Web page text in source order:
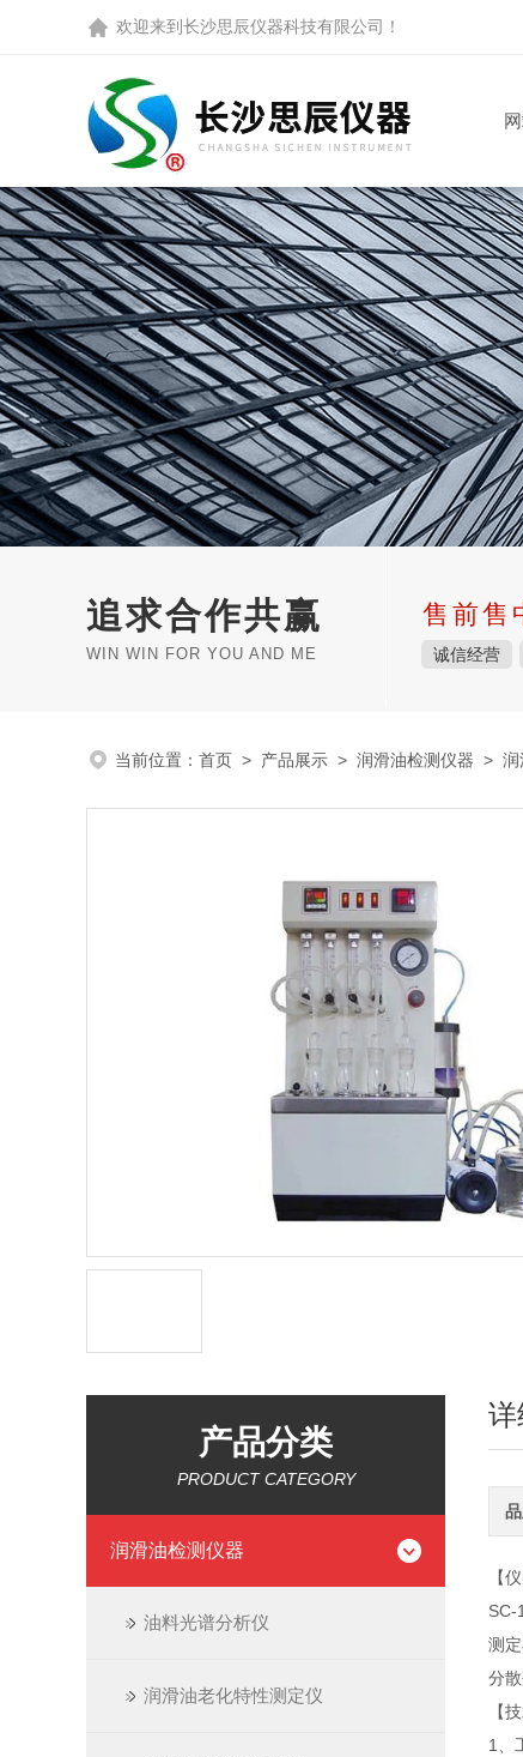
欢迎来到 长沙思辰仪器科技有限公司 ！
追求合作共赢
WIN WIN FOR YOU AND ME
售前售
诚信经营
当前位置： 首页 > 产品展示 > 润滑油检测仪器 > 润
产品分类
PRODUCT CATEGORY
润滑油检测仪器
油料光谱分析仪
润滑油老化特性测定仪
详
【
SC-
测
分
【
1、